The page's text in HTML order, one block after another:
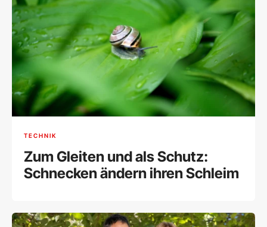
TECHNIK
Zum Gleiten und als Schutz:
Schnecken ändern ihren Schleim